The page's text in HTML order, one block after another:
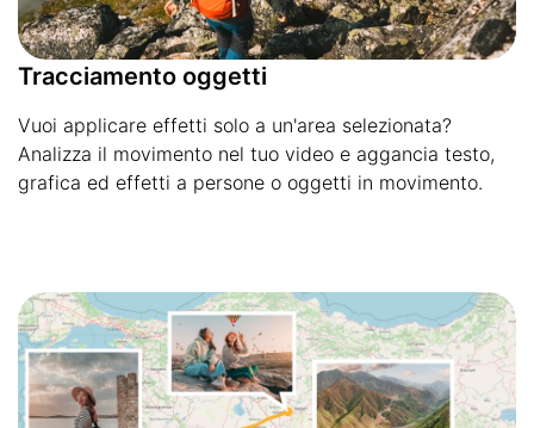
Tracciamento oggetti
Vuoi applicare effetti solo a un'area selezionata?
Analizza il movimento nel tuo video e aggancia testo,
grafica ed effetti a persone o oggetti in movimento.